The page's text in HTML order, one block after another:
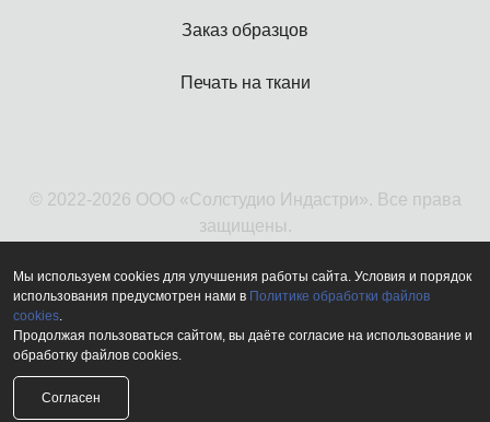
Заказ образцов
Печать на ткани
© 2022-2026 ООО «Солстудио Индастри». Все права
защищены.
Мы используем cookies для улучшения работы сайта. Условия и порядок
использования предусмотрен нами в Политике обработки файлов
cookies.
Продолжая пользоваться сайтом, вы даёте согласие на использование и
обработку файлов cookies.
Согласен